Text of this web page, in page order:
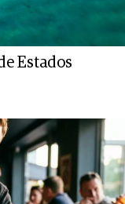
Estados